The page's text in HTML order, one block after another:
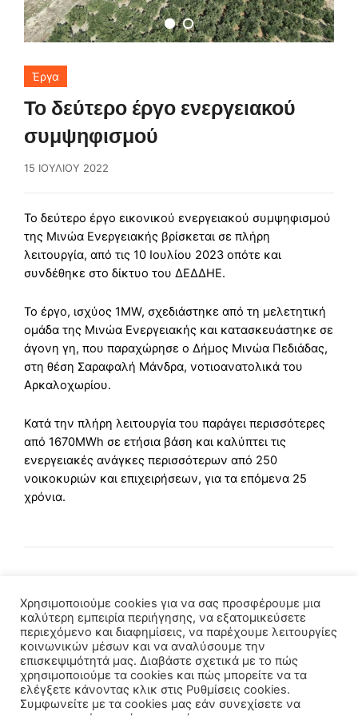
Έργα
Το δεύτερο έργο ενεργειακού
συμψηφισμού
15 ΙΟΥΛΊΟΥ 2022
Το δεύτερο έργο εικονικού ενεργειακού συμψηφισμού
της Μινώα Ενεργειακής βρίσκεται σε πλήρη
λειτουργία, από τις 10 Ιουλίου 2023 οπότε και
συνδέθηκε στο δίκτυο του ΔΕΔΔΗΕ.
Το έργο, ισχύος 1MW, σχεδιάστηκε από τη μελετητική
ομάδα της Μινώα Ενεργειακής και κατασκευάστηκε σε
άγονη γη, που παραχώρησε ο Δήμος Μινώα Πεδιάδας,
στη θέση Σαραφαλή Μάνδρα, νοτιοανατολικά του
Αρκαλοχωρίου.
Κατά την πλήρη λειτουργία του παράγει περισσότερες
από 1670MWh σε ετήσια βάση και καλύπτει τις
ενεργειακές ανάγκες περισσότερων από 250
νοικοκυριών και επιχειρήσεων, για τα επόμενα 25
χρόνια.
Χρησιμοποιούμε cookies για να σας προσφέρουμε μια
καλύτερη εμπειρία περιήγησης, να εξατομικεύσετε
περιεχόμενο και διαφημίσεις, να παρέχουμε λειτουργίες
κοινωνικών μέσων και να αναλύσουμε την
επισκεψιμότητά μας. Διαβάστε σχετικά με το πώς
χρησιμοποιούμε τα cookies και πώς μπορείτε να τα
ελέγξετε κάνοντας κλικ στις Ρυθμίσεις cookies.
Συμφωνείτε με τα cookies μας εάν συνεχίσετε να